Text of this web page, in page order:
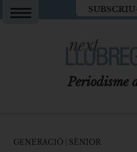
Periodisme
GENERACIÓ SÈNIOR